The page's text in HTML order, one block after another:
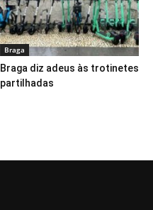
Braga
Braga diz adeus às trotinetes
partilhadas